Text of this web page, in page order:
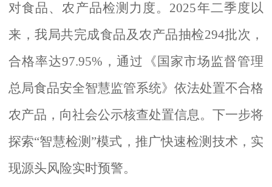
对食品、农产品检测力度。 2025年二季度以
来，我局共完成食品及农产品抽检294批次，
合格率达97.95% ，通过《国家市场监督管理
总局食品安全智慧监管系统》依法处置不合格
农产品，向社会公示核查处置信息。下一步将
探索“智慧检测”模式，推广快速检测技术，实
现源头风险实时预警。